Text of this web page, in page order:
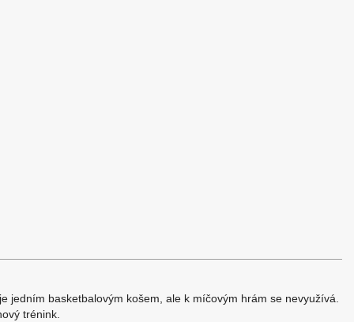
basketbalovým košem, ale k míčovým hrám se nevyužívá.
trénink.